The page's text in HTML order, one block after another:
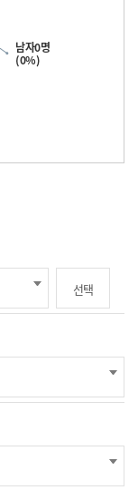
남자0명
(0%)
선택